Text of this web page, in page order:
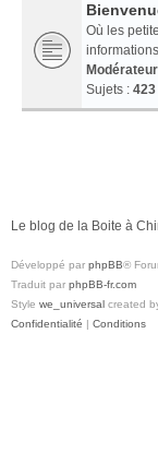
Où les
Sujets : 423
Le blog de la Boite à
Développé par phpBB®
Traduit par phpBB-fr.com
Style we_universal created
Confidentialité | Conditions